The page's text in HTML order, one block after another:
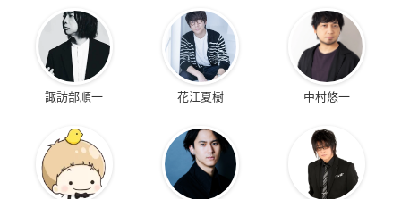
諏訪部順一 花江夏樹 中村悠一